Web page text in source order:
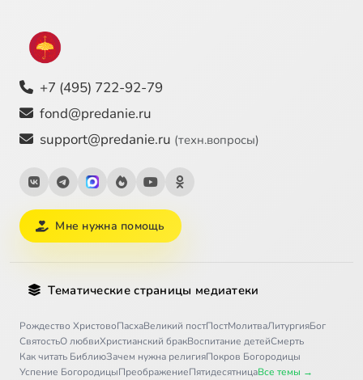
+7 (495) 722-92-79
fond@predanie.ru
support@predanie.ru (техн.вопросы)
Мне нужна помощь
Тематические страницы медиатеки
Рождество ХристовоПасхаВеликий постПостМолитваЛитургияБог
СвятостьО любвиХристианский бракВоспитание детейСмерть
Как читать БиблиюЗачем нужна религияПокров Богородицы
Успение БогородицыПреображениеПятидесятницаВсе темы →